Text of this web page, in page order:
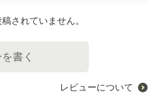
されていません。
書く
レビューについて